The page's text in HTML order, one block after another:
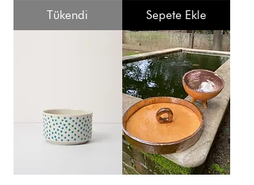
Tükendi Sepete Ekle